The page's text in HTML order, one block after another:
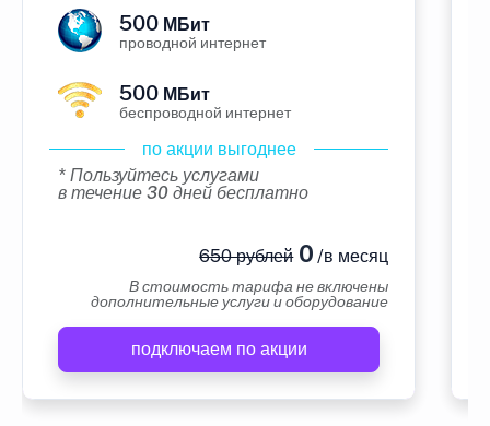
500 МБит
проводной интернет
500 МБит
беспроводной интернет
по акции выгоднее
* Пользуйтесь услугами
в течение 30 дней бесплатно
650 рублей0 /в месяц
В стоимость тарифа не включены
дополнительные услуги и оборудование
подключаем по акции